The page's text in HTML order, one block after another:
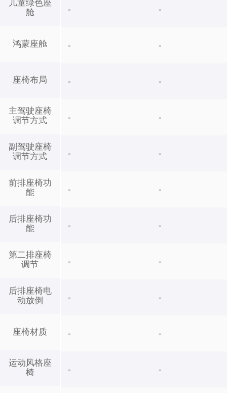
儿童绿色座
舱
鸿蒙座舱
座椅布局
主驾驶座椅
调节方式
副驾驶座椅
调节方式
前排座椅功
能
后排座椅功
能
第二排座椅
调节
后排座椅电
动放倒
座椅材质
运动风格座
椅
- -
- -
- -
- -
- -
- -
- -
- -
- -
- -
- -